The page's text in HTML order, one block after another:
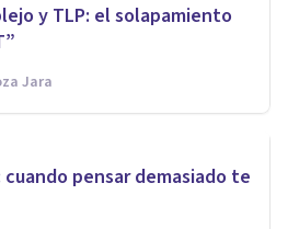
y TLP: el solapamiento
Jara
cuando pensar demasiado te